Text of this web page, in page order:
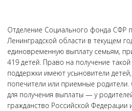
Отделение Социального фонда СФР
Ленинградской области в текущем
единовременную выплату семьям,
419 детей. Право на получение
поддержки имеют усыновители
попечители или приемные родители.
для получения выплаты — у
гражданство Российской Федерации